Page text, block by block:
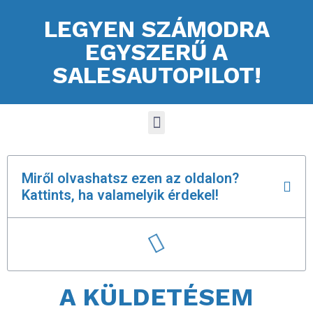
LEGYEN SZÁMODRA
EGYSZERŰ A
SALESAUTOPILOT!
Miről olvashatsz ezen az oldalon?
Kattints, ha valamelyik érdekel!
A KÜLDETÉSEM